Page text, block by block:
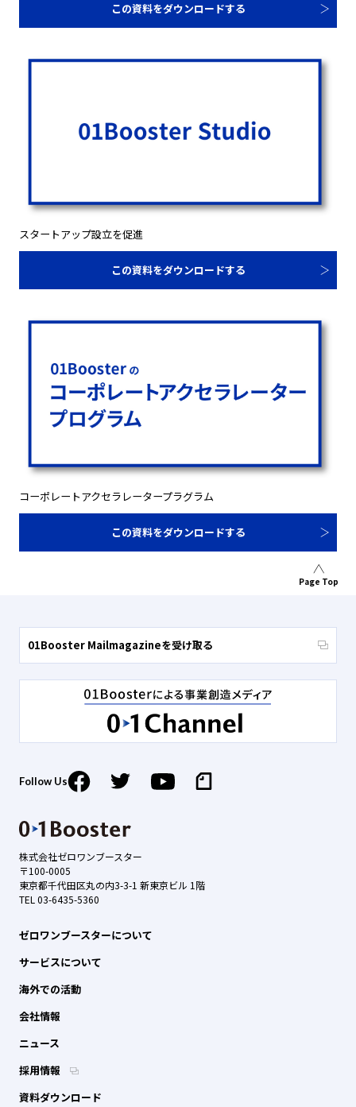
この資料をダウンロードする
スタートアップ設立を促進
この資料をダウンロードする
コーポレートアクセラレータープラグラム
この資料をダウンロードする
Page Top
株式会社ゼロワンブースター
〒100-0005
東京都千代田区丸の内3-3-1 新東京ビル 1階
TEL 03-6435-5360
ゼロワンブースターについて
サービスについて
海外での活動
会社情報
ニュース
採用情報
資料ダウンロード
01Booster Mailmagazineを受け取る
Follow Us